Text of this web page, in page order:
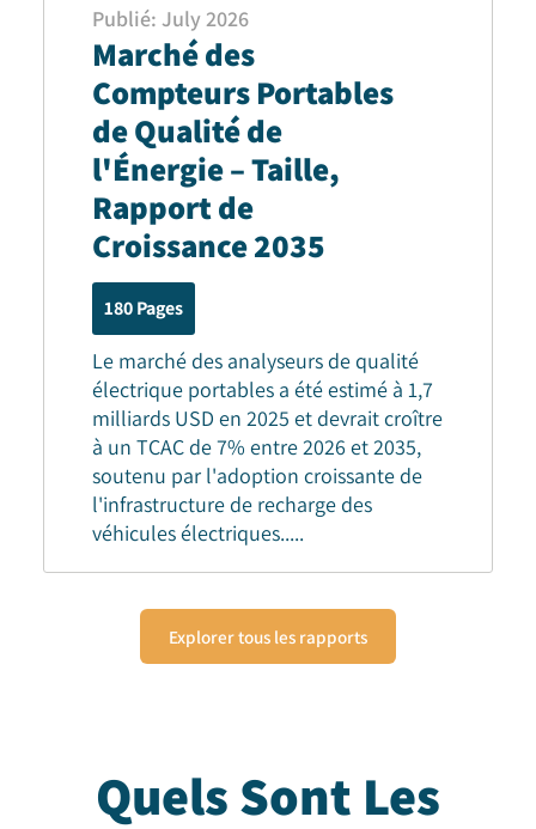
Publié: July 2026
Marché des
Compteurs Portables
de Qualité de
l'Énergie – Taille,
Rapport de
Croissance 2035
180Pages
Le marché des analyseurs de qualité
électrique portables a été estimé à 1,7
milliards USD en 2025 et devrait croître
à un TCAC de 7% entre 2026 et 2035,
soutenu par l'adoption croissante de
l'infrastructure de recharge des
véhicules électriques.....
Explorer tous les rapports
Quels Sont Les